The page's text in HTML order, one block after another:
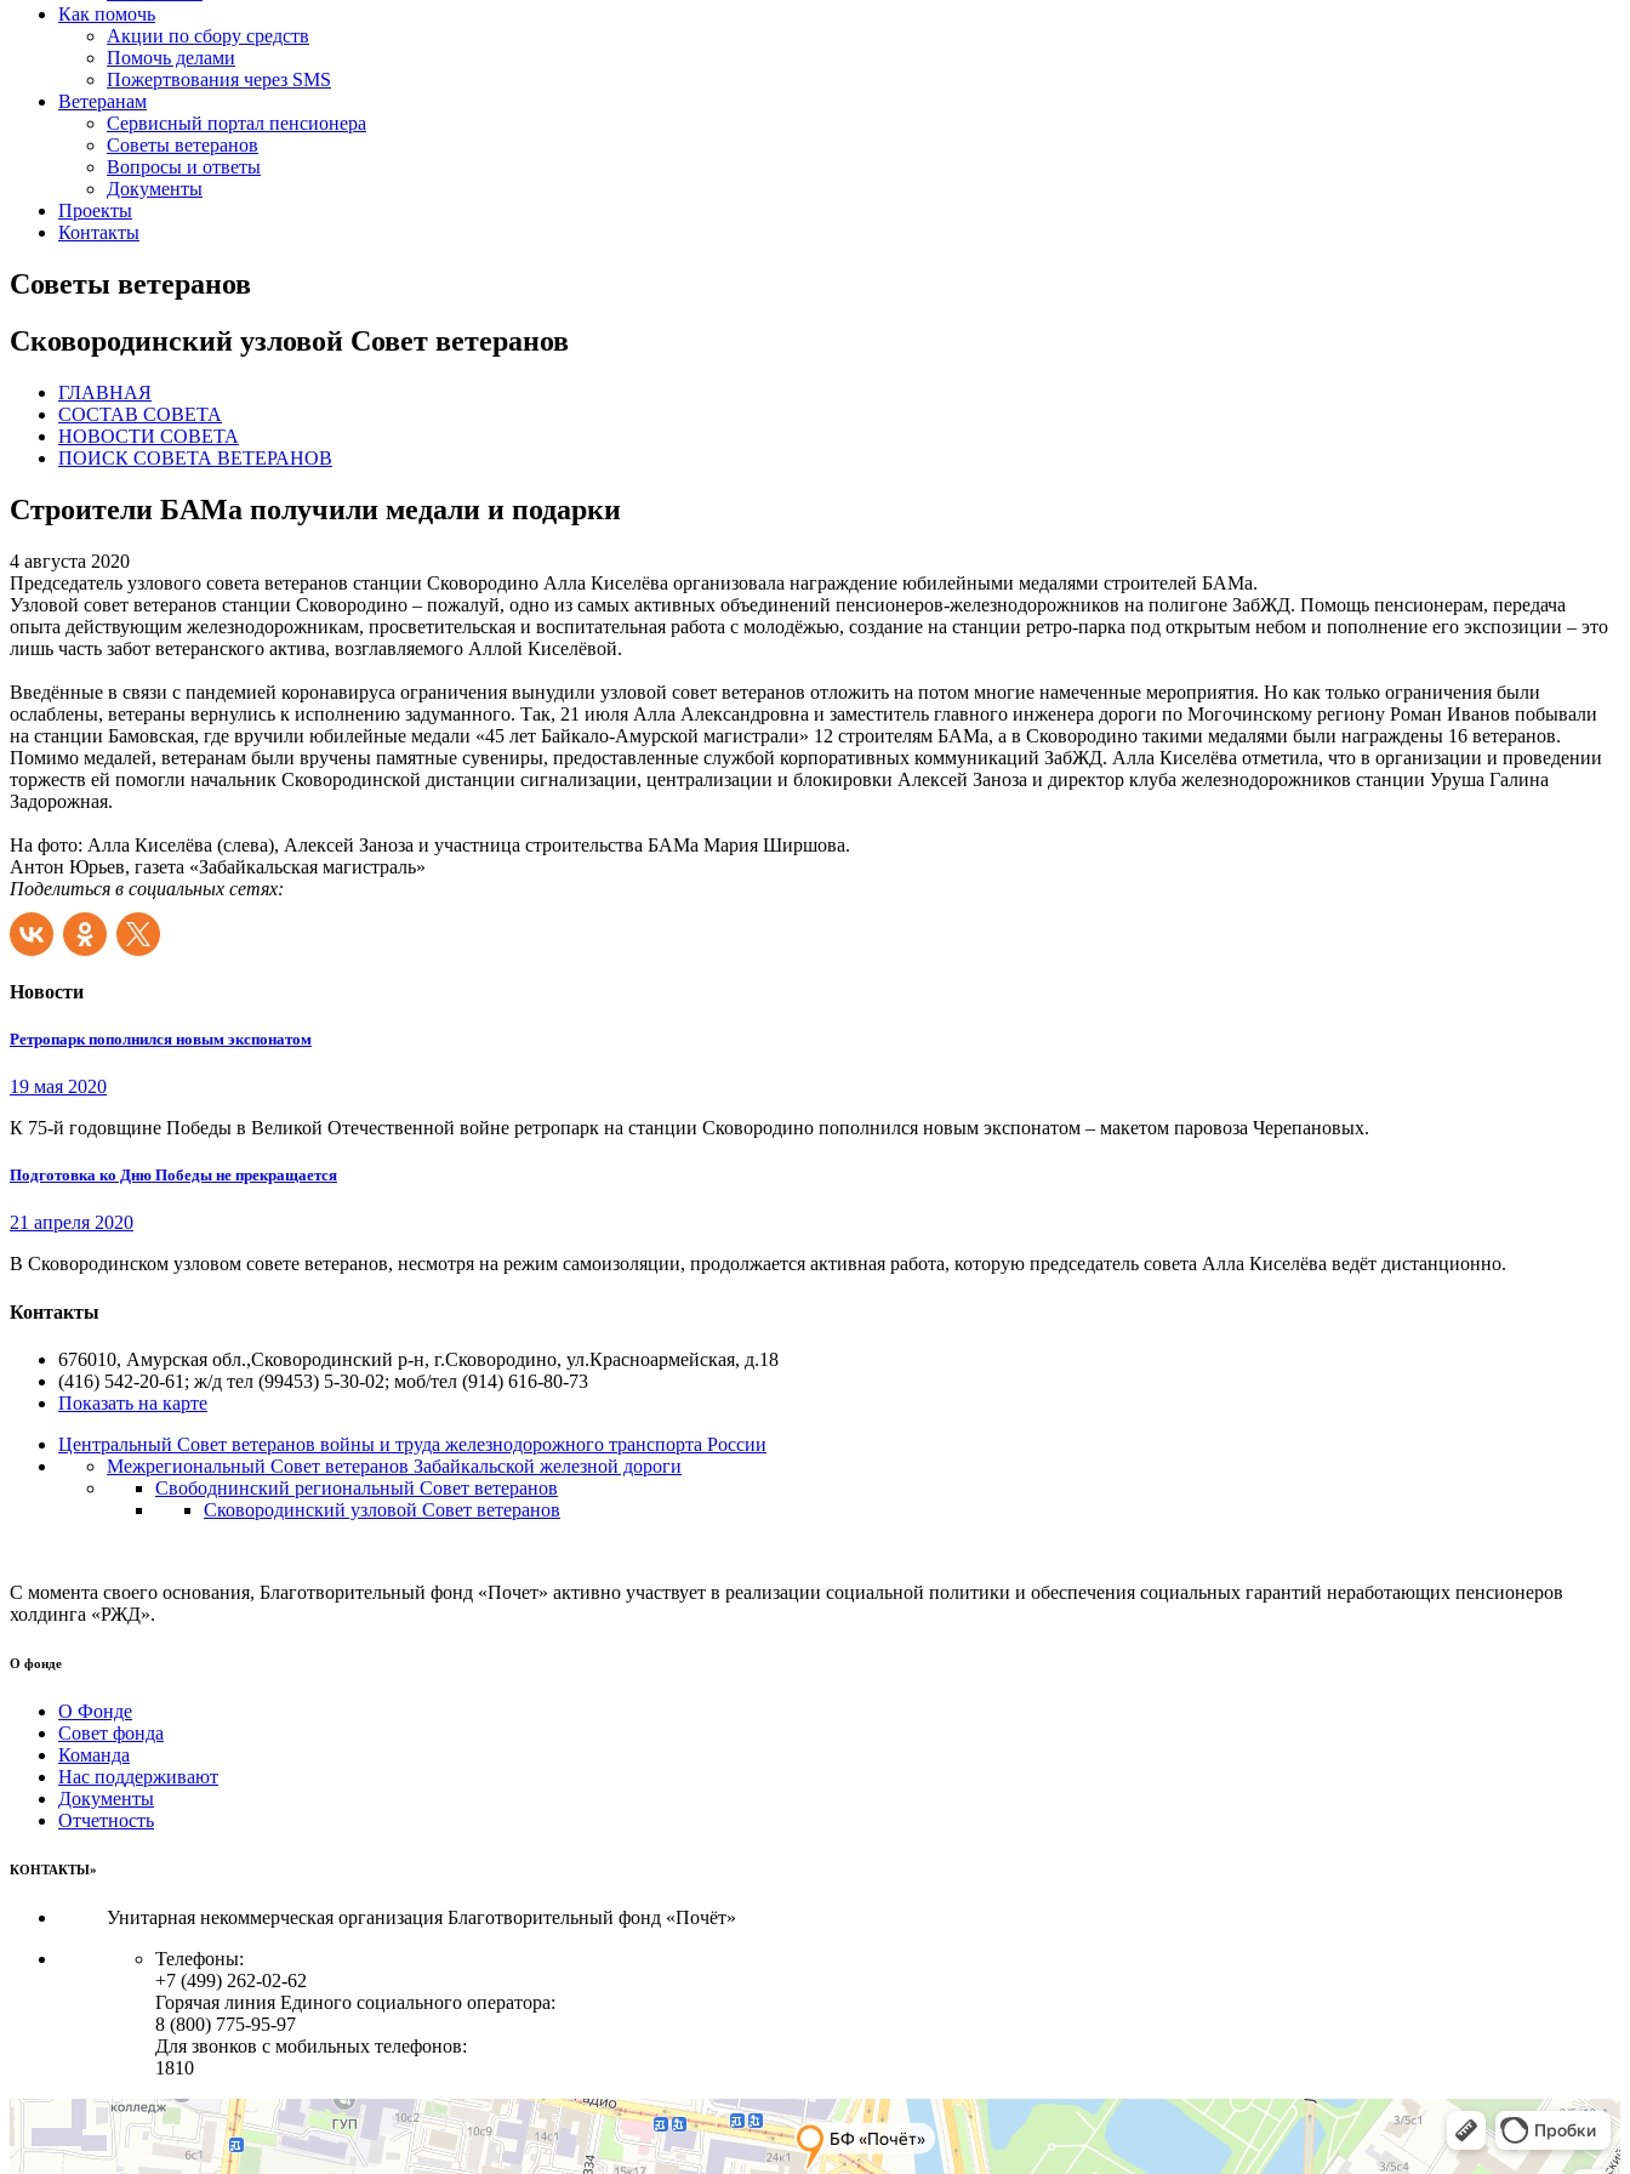
Как помочь
Акции по сбору средств
Помочь делами
Пожертвования через SMS
Ветеранам
Сервисный портал пенсионера
Советы ветеранов
Вопросы и ответы
Документы
Проекты
Контакты
Советы ветеранов
Сковородинский узловой Совет ветеранов
ГЛАВНАЯ
СОСТАВ СОВЕТА
НОВОСТИ СОВЕТА
ПОИСК СОВЕТА ВЕТЕРАНОВ
Строители БАМа получили медали и подарки
4 августа 2020
Председатель узлового совета ветеранов станции Сковородино Алла Киселёва организовала награждение юбилейными медалями строителей БАМа.
Узловой совет ветеранов станции Сковородино – пожалуй, одно из самых активных объединений пенсионеров-железнодорожников на полигоне ЗабЖД. Помощь пенсионерам, передача
опыта действующим железнодорожникам, просветительская и воспитательная работа с молодёжью, создание на станции ретро-парка под открытым небом и пополнение его экспозиции – это
лишь часть забот ветеранского актива, возглавляемого Аллой Киселёвой.
Введённые в связи с пандемией коронавируса ограничения вынудили узловой совет ветеранов отложить на потом многие намеченные мероприятия. Но как только ограничения были
ослаблены, ветераны вернулись к исполнению задуманного. Так, 21 июля Алла Александровна и заместитель главного инженера дороги по Могочинскому региону Роман Иванов побывали
на станции Бамовская, где вручили юбилейные медали «45 лет Байкало-Амурской магистрали» 12 строителям БАМа, а в Сковородино такими медалями были награждены 16 ветеранов.
Помимо медалей, ветеранам были вручены памятные сувениры, предоставленные службой корпоративных коммуникаций ЗабЖД. Алла Киселёва отметила, что в организации и проведении
торжеств ей помогли начальник Сковородинской дистанции сигнализации, централизации и блокировки Алексей Заноза и директор клуба железнодорожников станции Уруша Галина
Задорожная.
На фото: Алла Киселёва (слева), Алексей Заноза и участница строительства БАМа Мария Ширшова.
Антон Юрьев, газета «Забайкальская магистраль»
Поделиться в социальных сетях:
Новости
Ретропарк пополнился новым экспонатом
19 мая 2020
К 75-й годовщине Победы в Великой Отечественной войне ретропарк на станции Сковородино пополнился новым экспонатом – макетом паровоза Черепановых.
Подготовка ко Дню Победы не прекращается
21 апреля 2020
В Сковородинском узловом совете ветеранов, несмотря на режим самоизоляции, продолжается активная работа, которую председатель совета Алла Киселёва ведёт дистанционно.
Контакты
676010, Амурская обл.,Сковородинский р-н, г.Сковородино, ул.Красноармейская, д.18
(416) 542-20-61; ж/д тел (99453) 5-30-02; моб/тел (914) 616-80-73
Показать на карте
Центральный Совет ветеранов войны и труда железнодорожного транспорта России
Межрегиональный Совет ветеранов Забайкальской железной дороги
Свободнинский региональный Совет ветеранов
Сковородинский узловой Совет ветеранов
С момента своего основания, Благотворительный фонд «Почет» активно участвует в реализации социальной политики и обеспечения социальных гарантий неработающих пенсионеров
холдинга «РЖД».
О фонде
О Фонде
Совет фонда
Команда
Нас поддерживают
Документы
Отчетность
КОНТАКТЫ»
Унитарная некоммерческая организация Благотворительный фонд «Почёт»
Телефоны:
+7 (499) 262-02-62
Горячая линия Единого социального оператора:
8 (800) 775-95-97
Для звонков с мобильных телефонов:
1810